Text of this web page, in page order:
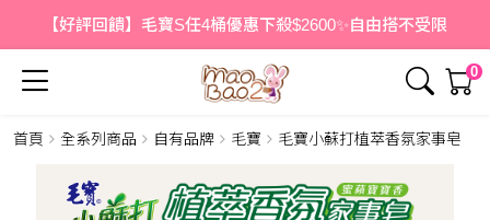
【好評回饋】毛寶S任4桶優惠下殺$2600✨自由搭不受限
0
簡介 內容
首頁 全系列商品 自有品牌 毛寶 毛寶小蘇打植萃香氛家事皂